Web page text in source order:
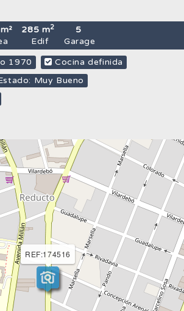
285 m2
Edif
5
Garage
1970
Cocina definida
Muy Bueno
REF:174516